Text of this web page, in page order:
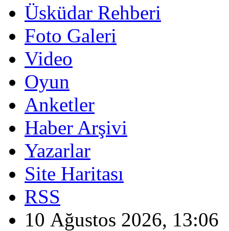
Üsküdar Rehberi
Foto Galeri
Video
Oyun
Anketler
Haber Arşivi
Yazarlar
Site Haritası
RSS
10 Ağustos 2026, 13:06